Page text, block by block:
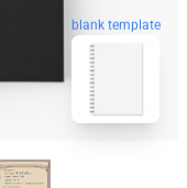
blank template